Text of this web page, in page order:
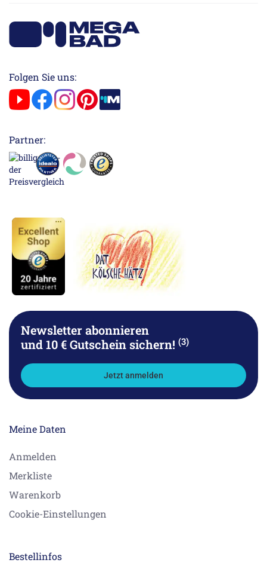
Folgen Sie uns:
Partner:
Newsletter abonnieren
und 10 € Gutschein sichern! (3)
Jetzt anmelden
Meine Daten
Anmelden
Merkliste
Warenkorb
Cookie-Einstellungen
Bestellinfos